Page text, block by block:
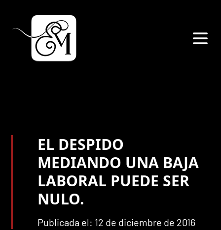
EL DESPIDO
MEDIANDO UNA BAJA
LABORAL PUEDE SER
NULO.
Publicada el: 12 de diciembre de 2016